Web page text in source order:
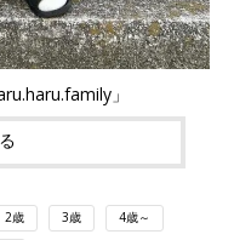
」
2歳 3歳 4歳～